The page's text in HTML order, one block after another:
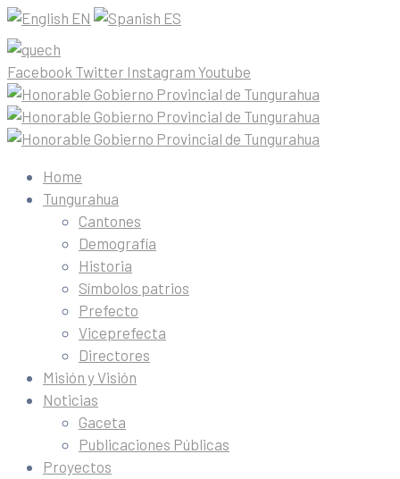
EN ES
Facebook Twitter Instagram Youtube
Home
Tungurahua
Cantones
Demografía
Historia
Símbolos patrios
Prefecto
Viceprefecta
Directores
Misión y Visión
Noticias
Gaceta
Publicaciones Públicas
Proyectos